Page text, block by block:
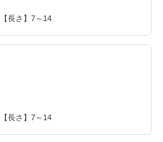
長さ】7～14
長さ】7～14